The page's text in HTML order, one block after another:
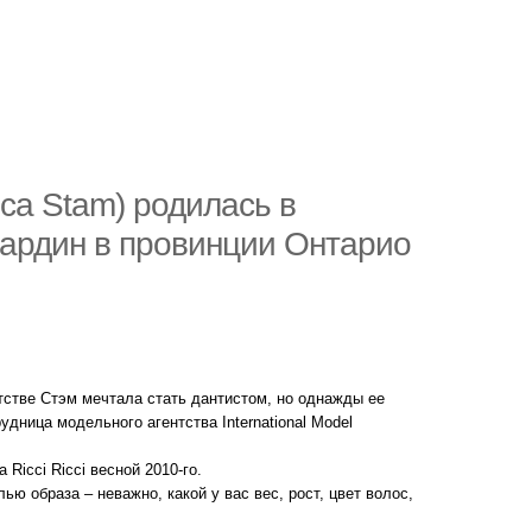
Stam) родилась в
в провинции Онтарио
Стэм мечтала стать дантистом, но однажды ее
модельного агентства International Model
Ricci весной 2010-го.
образа – неважно, какой у вас вес, рост, цвет волос,